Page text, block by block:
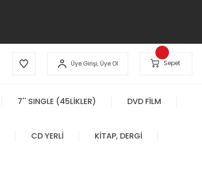
Üye Girişi, Üye Ol Sepet
7'' SINGLE (45LİKLER) DVD FİLM
CD YERLİ KİTAP, DERGİ